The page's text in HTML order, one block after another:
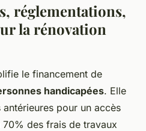
réglementations,
la rénovation
le financement de
handicapées. Elle
pour un accès
des frais de travaux